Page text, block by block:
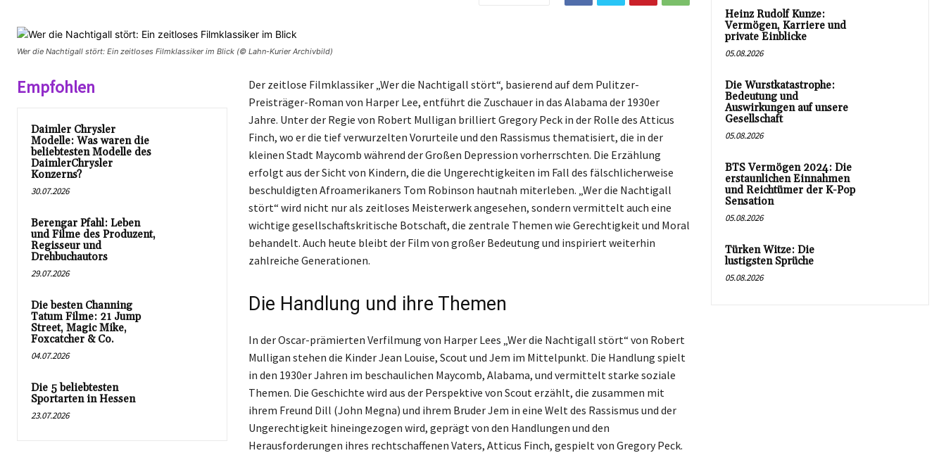
Wer die Nachtigall stört: Ein zeitloses Filmklassiker im Blick (© Lahn-Kurier Archivbild)
Empfohlen
Daimler Chrysler
Modelle: Was waren die
beliebtesten Modelle des
DaimlerChrysler
Konzerns?
30.07.2026
Berengar Pfahl: Leben
und Filme des Produzent,
Regisseur und
Drehbuchautors
29.07.2026
Die besten Channing
Tatum Filme: 21 Jump
Street, Magic Mike,
Foxcatcher & Co.
04.07.2026
Die 5 beliebtesten
Sportarten in Hessen
23.07.2026
Der zeitlose Filmklassiker „Wer die Nachtigall stört“, basierend auf dem Pulitzer-
Preisträger-Roman von Harper Lee, entführt die Zuschauer in das Alabama der 1930er
Jahre. Unter der Regie von Robert Mulligan brilliert Gregory Peck in der Rolle des Atticus
Finch, wo er die tief verwurzelten Vorurteile und den Rassismus thematisiert, die in der
kleinen Stadt Maycomb während der Großen Depression vorherrschten. Die Erzählung
erfolgt aus der Sicht von Kindern, die die Ungerechtigkeiten im Fall des fälschlicherweise
beschuldigten Afroamerikaners Tom Robinson hautnah miterleben. „Wer die Nachtigall
stört“ wird nicht nur als zeitloses Meisterwerk angesehen, sondern vermittelt auch eine
wichtige gesellschaftskritische Botschaft, die zentrale Themen wie Gerechtigkeit und Moral
behandelt. Auch heute bleibt der Film von großer Bedeutung und inspiriert weiterhin
zahlreiche Generationen.
Die Handlung und ihre Themen
In der Oscar-prämierten Verfilmung von Harper Lees „Wer die Nachtigall stört“ von Robert
Mulligan stehen die Kinder Jean Louise, Scout und Jem im Mittelpunkt. Die Handlung spielt
in den 1930er Jahren im beschaulichen Maycomb, Alabama, und vermittelt starke soziale
Themen. Die Geschichte wird aus der Perspektive von Scout erzählt, die zusammen mit
ihrem Freund Dill (John Megna) und ihrem Bruder Jem in eine Welt des Rassismus und der
Ungerechtigkeit hineingezogen wird, geprägt von den Handlungen und den
Herausforderungen ihres rechtschaffenen Vaters, Atticus Finch, gespielt von Gregory Peck.
Heinz Rudolf Kunze:
Vermögen, Karriere und
private Einblicke
05.08.2026
Die Wurstkatastrophe:
Bedeutung und
Auswirkungen auf unsere
Gesellschaft
05.08.2026
BTS Vermögen 2024: Die
erstaunlichen Einnahmen
und Reichtümer der K-Pop
Sensation
05.08.2026
Türken Witze: Die
lustigsten Sprüche
05.08.2026